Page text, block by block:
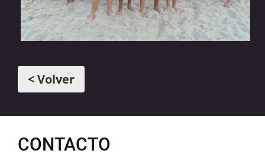
< Volver
CONTACTO